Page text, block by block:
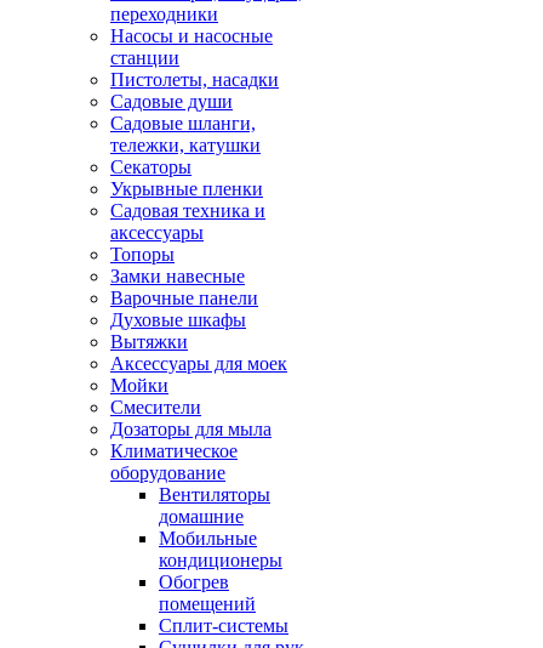
переходники
Насосы и насосные
станции
Пистолеты, насадки
Садовые души
Садовые шланги,
тележки, катушки
Секаторы
Укрывные пленки
Садовая техника и
аксессуары
Топоры
Замки навесные
Варочные панели
Духовые шкафы
Вытяжки
Аксессуары для моек
Мойки
Смесители
Дозаторы для мыла
Климатическое
оборудование
Вентиляторы
домашние
Мобильные
кондиционеры
Обогрев
помещений
Сплит-системы